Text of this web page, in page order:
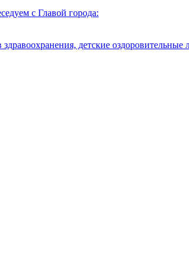
с Главой города:
детские оздоровительные